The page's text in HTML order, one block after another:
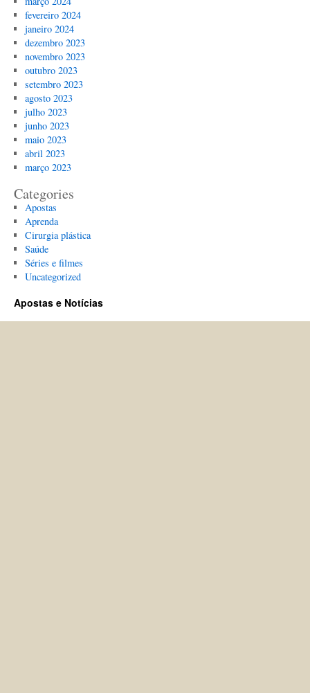
fevereiro 2024
janeiro 2024
dezembro 2023
novembro 2023
outubro 2023
setembro 2023
agosto 2023
julho 2023
junho 2023
maio 2023
abril 2023
março 2023
Categories
Apostas
Aprenda
Cirurgia plástica
Saúde
Séries e filmes
Uncategorized
Apostas e Notícias